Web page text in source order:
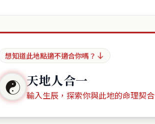
想知道此地點適不適合你嗎？
☯ 天地人合一
輸入生辰，探索你與此地的命理契合